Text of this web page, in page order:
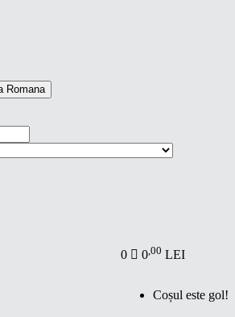
Romana
0 0,00 LEI
Coșul este gol!